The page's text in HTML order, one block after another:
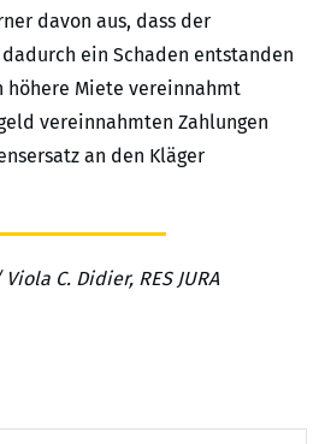
davon aus, dass der
ein Schaden entstanden
höhere Miete vereinnahmt
vereinnahmten Zahlungen
an den Kläger
C. Didier, RES JURA